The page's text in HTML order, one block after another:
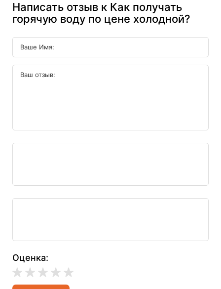
Написать отзыв к Как получать
горячую воду по цене холодной?
Оценка: